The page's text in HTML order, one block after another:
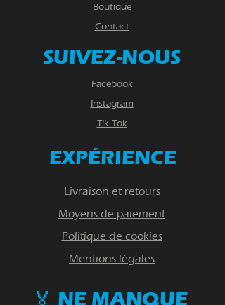
Boutique
Contact
SUIVEZ-NOUS
Facebook
Instagram
Tik Tok
EXPÉRIENCE
Livraison et retours
Moyens de paiement
Politique de cookies
Mentions légales
🏅 NE MANQUE